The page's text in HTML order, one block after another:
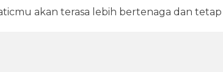
akan terasa lebih bertenaga dan tetap